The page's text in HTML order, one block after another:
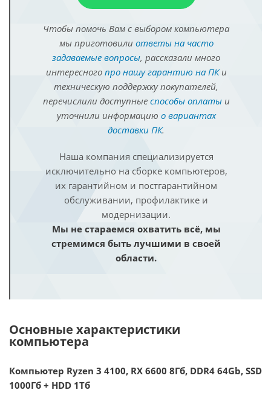
Чтобы помочь Вам с выбором компьютера
мы приготовили ответы на часто
задаваемые вопросы, рассказали много
интересного про нашу гарантию на ПКи
техническую поддержку покупателей,
перечислили доступные способы оплатыи
уточнили информацию о вариантах
доставки ПК.
Наша компания специализируется
исключительно на сборке компьютеров,
их гарантийном и постгарантийном
обслуживании, профилактике и
модернизации.
Мы не стараемся охватить всё, мы
стремимся быть лучшими в своей
области.
Основные характеристики
компьютера
Компьютер Ryzen 3 4100, RX 6600 8Гб, DDR4 64Gb, SSD
1000Гб + HDD 1Тб